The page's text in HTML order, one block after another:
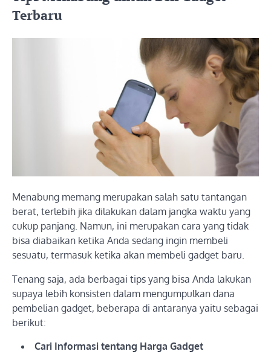
Terbaru
Menabung memang merupakan salah satu tantangan
berat, terlebih jika dilakukan dalam jangka waktu yang
cukup panjang. Namun, ini merupakan cara yang tidak
bisa diabaikan ketika Anda sedang ingin membeli
sesuatu, termasuk ketika akan membeli gadget baru.
Tenang saja, ada berbagai tips yang bisa Anda lakukan
supaya lebih konsisten dalam mengumpulkan dana
pembelian gadget, beberapa di antaranya yaitu sebagai
berikut:
Cari Informasi tentang Harga Gadget